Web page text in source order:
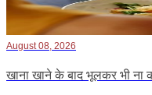
August 08, 2026
खाना खाने के बाद भूलकर भी ना